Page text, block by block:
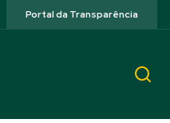
Portal da Transparência